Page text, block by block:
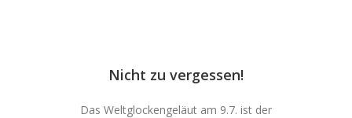
Nicht zu vergessen!
Das Weltglockengeläut am 9.7. ist der